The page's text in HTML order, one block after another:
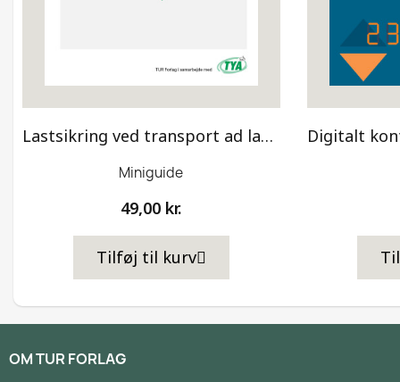
Lastsikring ved transport ad landevej – Miniguide
Miniguide
49,00 kr.
Tilføj til kurv
OM TUR FORLAG